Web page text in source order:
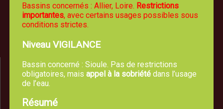
04 70 42 61 44
Nous écrire un email
Bassins concernés : Allier, Loire. Restrictions
importantes, avec certains usages possibles sous
conditions strictes.
Niveau VIGILANCE
Bassin concerné : Sioule. Pas de restrictions
obligatoires, mais appel à la sobriétédans l’usage
de l’eau.
Résumé